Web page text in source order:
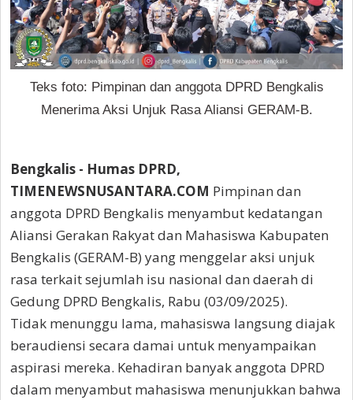
Teks foto: Pimpinan dan anggota DPRD Bengkalis
Menerima Aksi Unjuk Rasa Aliansi GERAM-B.
Bengkalis - Humas DPRD,
TIMENEWSNUSANTARA.COM Pimpinan dan
anggota DPRD Bengkalis menyambut kedatangan
Aliansi Gerakan Rakyat dan Mahasiswa Kabupaten
Bengkalis (GERAM-B) yang menggelar aksi unjuk
rasa terkait sejumlah isu nasional dan daerah di
Gedung DPRD Bengkalis, Rabu (03/09/2025).
Tidak menunggu lama, mahasiswa langsung diajak
beraudiensi secara damai untuk menyampaikan
aspirasi mereka. Kehadiran banyak anggota DPRD
dalam menyambut mahasiswa menunjukkan bahwa